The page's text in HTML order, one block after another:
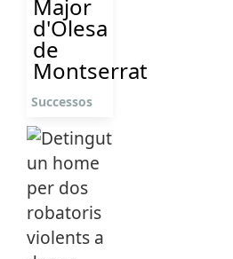
Major
d'Olesa
de
Montserrat
Successos